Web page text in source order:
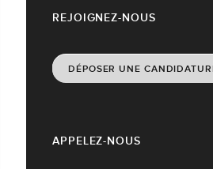
REJOIGNEZ-NOUS
DÉPOSER UNE
APPELEZ-NOUS